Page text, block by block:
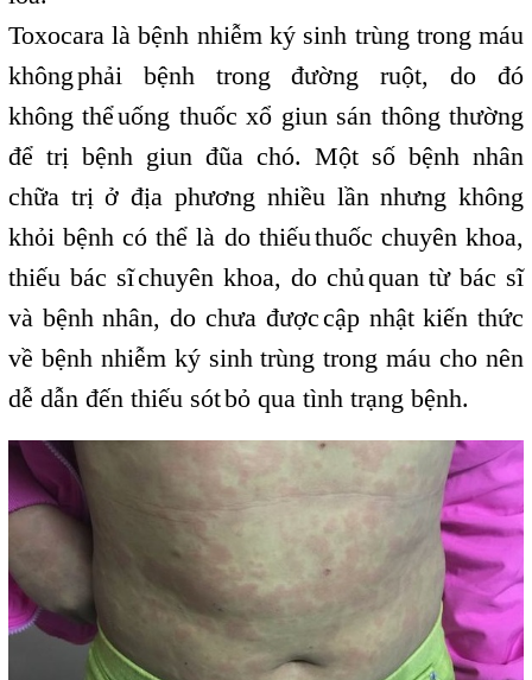
Toxocara là bệnh nhiễm ký sinh trùng trong máu
khôngphải bệnh trong đường ruột, do đó
không thể,uống thuốc xổ giun sán thông thường
để trị bệnh giun đũa chó. Một số bệnh nhân
chữa trị ở địa phương nhiều lần nhưng không
khỏi bệnh có thể là do thiếu,thuốc chuyên khoa,
thiếu bác sĩ,chuyên khoa, do chủ ,quan từ bác sĩ
và bệnh nhân, do chưa đượccập nhật kiến thức
về bệnh nhiễm ký sinh trùng trong máu cho nên
dễ dẫn đến thiếu sót,bỏ qua tình trạng bệnh.